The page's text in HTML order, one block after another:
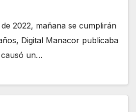
2022, mañana se cumplirán
Digital Manacor publicaba
causó un…